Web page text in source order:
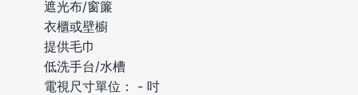
遮光布/窗簾
衣櫃或壁櫥
提供毛巾
低洗手台/水槽
電視尺寸單位： - 吋